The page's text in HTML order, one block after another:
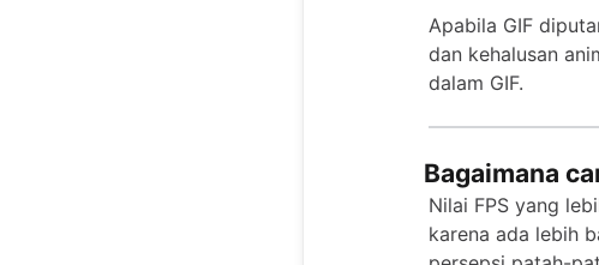
Apabila GIF
dan kehalusan
dalam GIF.
Bagaimana
Nilai FPS yang
karena ada lebih